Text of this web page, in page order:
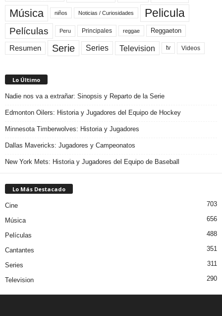
Música niños Noticias / Curiosidades Pelicula
Películas Peru Principales reggae Reggaeton
Resumen Serie Series Television tv Videos
Lo Último
Nadie nos va a extrañar: Sinopsis y Reparto de la Serie
Edmonton Oilers: Historia y Jugadores del Equipo de Hockey
Minnesota Timberwolves: Historia y Jugadores
Dallas Mavericks: Jugadores y Campeonatos
New York Mets: Historia y Jugadores del Equipo de Baseball
Lo Más Destacado
Cine 703
Música 656
Películas 488
Cantantes 351
Series 311
Television 290